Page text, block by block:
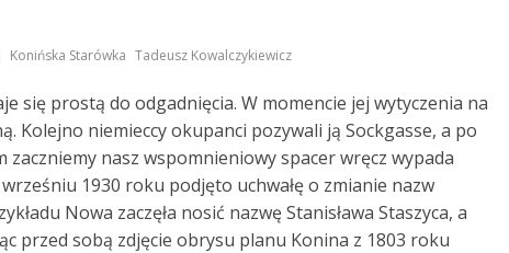
Konińska Starówka Tadeusz Kowalczykiewicz
się prostą do odgadnięcia. W momencie jej wytyczenia na
Kolejno niemieccy okupanci pozywali ją Sockgasse, a po
zaczniemy nasz wspomnieniowy spacer wręcz wypada
1930 roku podjęto uchwałę o zmianie nazw
Nowa zaczęła nosić nazwę Stanisława Staszyca, a
przed sobą zdjęcie obrysu planu Konina z 1803 roku